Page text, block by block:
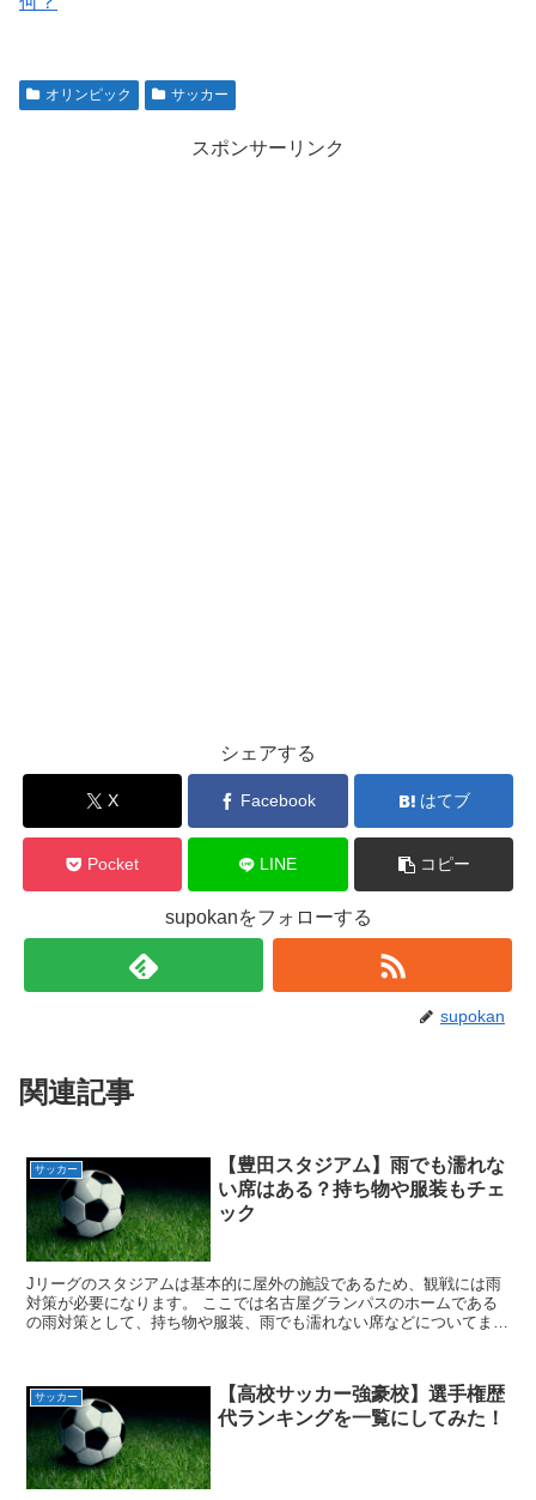
オリンピック サッカー
スポンサーリンク
シェアする
X Facebook はてブ
Pocket LINE コピー
supokanをフォローする
supokan
関連記事
サッカー
【豊田スタジアム】雨でも濡れな
い席はある？持ち物や服装もチェ
ック
Jリーグのスタジアムは基本的に屋外の施設であるため、観戦には雨
対策が必要になります。 ここでは名古屋グランパスのホームである
の雨対策として、持ち物や服装、雨でも濡れない席などについてまと
サッカー
【高校サッカー強豪校】選手権歴
代ランキングを一覧にしてみた！